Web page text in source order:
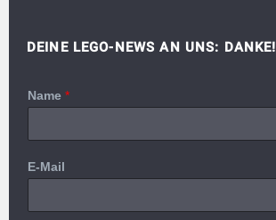
DEINE LEGO-NEWS AN UNS: DANKE!
Name *
E-Mail